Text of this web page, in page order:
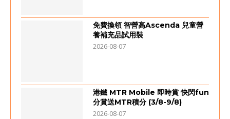
免費換領 智營高Ascenda 兒童營
養補充品試用裝
2026-08-07
港鐵 MTR Mobile 即時賞 快閃fun
分賞送MTR積分 (3/8-9/8)
2026-08-07